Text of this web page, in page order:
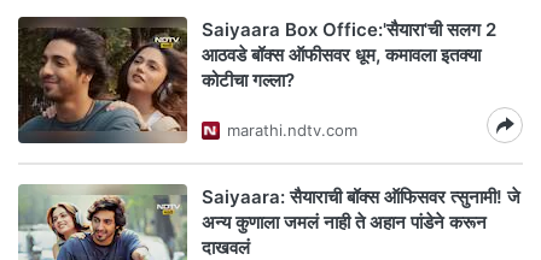
Saiyaara Box Office:'सैयारा'ची सलग 2
आठवडे बॉक्स ऑफीसवर धूम, कमावला इतक्या
कोटीचा गल्ला?
marathi.ndtv.com
Saiyaara: सैयाराची बॉक्स ऑफिसवर त्सुनामी! जे
अन्य कुणाला जमलं नाही ते अहान पांडेने करून
दाखवलं